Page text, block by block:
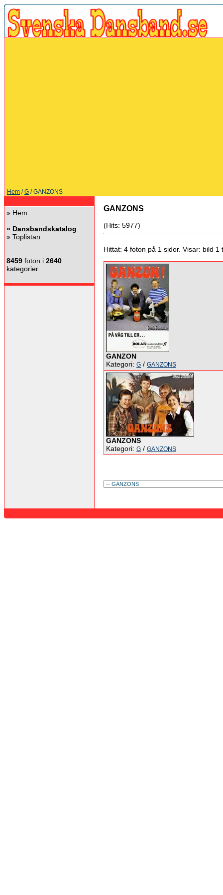
Hem /G / GANZONS
» Hem
» Dansbandskatalog
» Toplistan
8459 foton i 2640
kategorier.
GANZONS
(Hits: 5977)
Hittat: 4 foton på 1 sidor. Visar: bild 1
GANZON
Kategori: G / GANZONS
GANZONS
Kategori: G / GANZONS